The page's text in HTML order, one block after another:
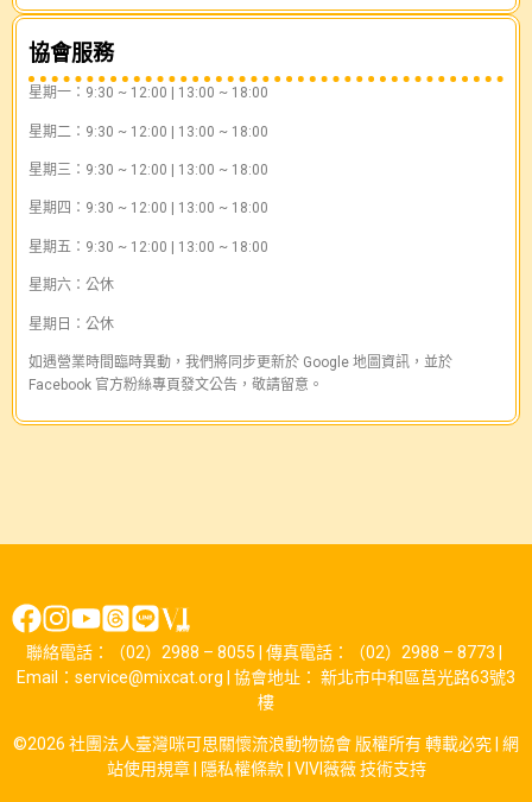
協會服務
星期一：9:30 ~ 12:00 | 13:00 ~ 18:00
星期二：9:30 ~ 12:00 | 13:00 ~ 18:00
星期三：9:30 ~ 12:00 | 13:00 ~ 18:00
星期四：9:30 ~ 12:00 | 13:00 ~ 18:00
星期五：9:30 ~ 12:00 | 13:00 ~ 18:00
星期六：公休
星期日：公休
如遇營業時間臨時異動，我們將同步更新於 Google 地圖資訊，並於
Facebook 官方粉絲專頁發文公告，敬請留意。
聯絡電話：（02）2988 – 8055 | 傳真電話：（02）2988 – 8773 |
Email：service@mixcat.org | 協會地址： 新北市中和區莒光路63號3
樓
©2026 社團法人臺灣咪可思關懷流浪動物協會 版權所有 轉載必究 | 網
站使用規章| 隱私權條款| VIVI薇薇技術支持